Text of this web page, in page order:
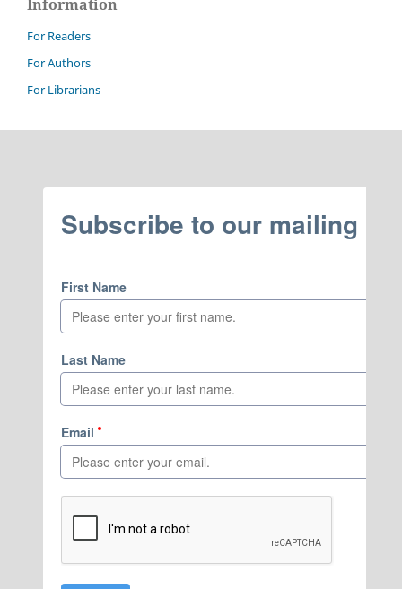
Information
For Readers
For Authors
For Librarians